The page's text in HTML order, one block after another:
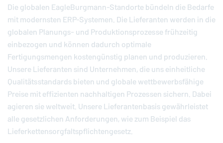
Die globalen EagleBurgmann-Standorte bündeln die Bedarfe
mit modernsten ERP-Systemen. Die Lieferanten werden in die
globalen Planungs- und Produktionsprozesse frühzeitig
einbezogen und können dadurch optimale
Fertigungsmengen kostengünstig planen und produzieren.
Unsere Lieferanten sind Unternehmen, die uns einheitliche
Qualitätsstandards bieten und globale wettbewerbsfähige
Preise mit effizienten nachhaltigen Prozessen sichern. Dabei
agieren sie weltweit. Unsere Lieferantenbasis gewährleistet
alle gesetzlichen Anforderungen, wie zum Beispiel das
Lieferkettensorgfaltspflichtengesetz.